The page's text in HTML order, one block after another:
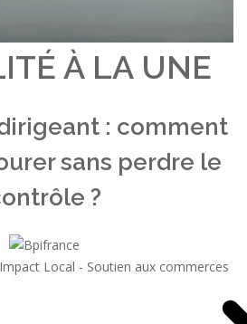
À LA UNE
: comment
sans perdre le
?
Local - Soutien aux commerces